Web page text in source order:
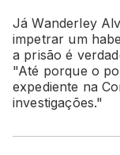
Já Wanderley
impetrar um
a prisão é
"Até porque o
expediente na
investigações."